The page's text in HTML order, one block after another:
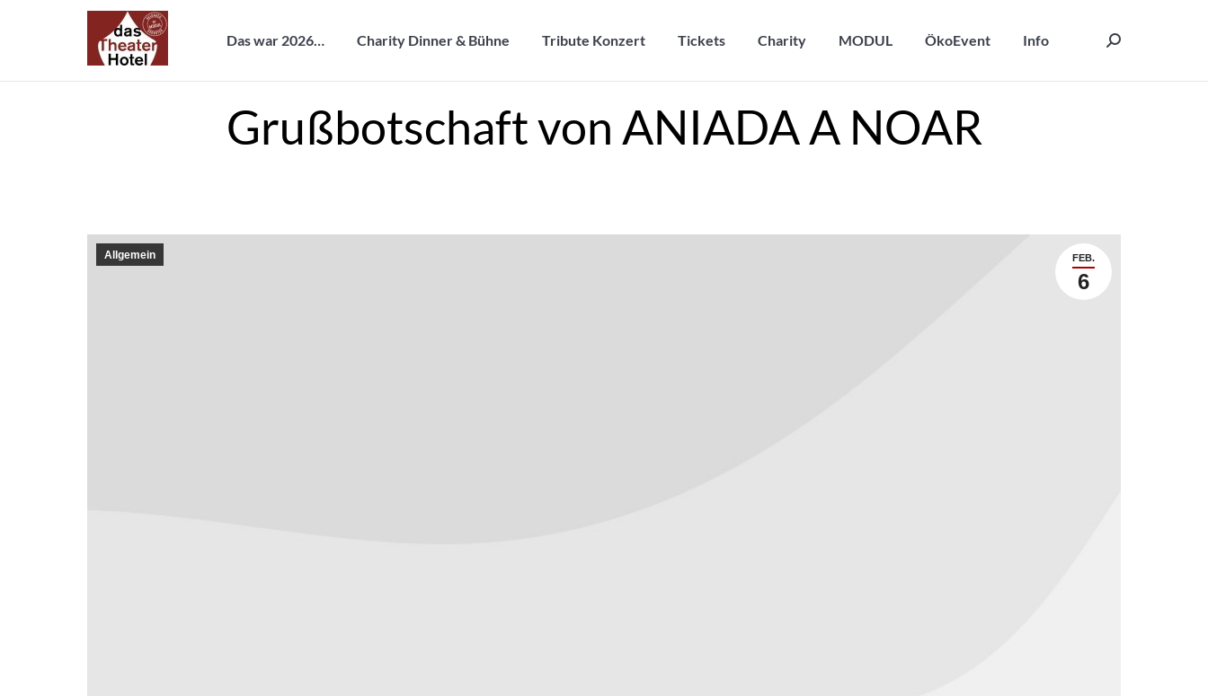
Das war 2026… Charity Dinner & Bühne Tribute Konzert Tickets Charity MODUL ÖkoEvent Info Search:
Grußbotschaft von ANIADA A NOAR
FEB.
6
Allgemein
Das war 2026… Charity Dinner & Bühne Tribute Konzert Tickets Charity MODUL ÖkoEvent Info Search: